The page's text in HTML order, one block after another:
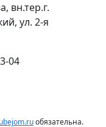
вн.тер.г.
ул. 2-я
04
обязательна.